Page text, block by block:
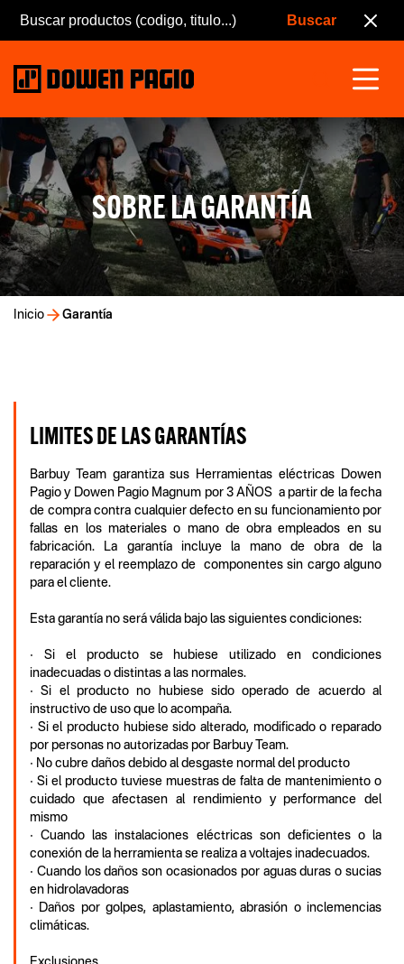
Inicio Garantía
SOBRE LA GARANTÍA
LIMITES DE LAS GARANTÍAS
Barbuy Team garantiza sus Herramientas eléctricas Dowen
Pagio y Dowen Pagio Magnum por 3 AÑOS a partir de la fecha
de compra contra cualquier defecto en su funcionamiento por
fallas en los materiales o mano de obra empleados en su
fabricación. La garantía incluye la mano de obra de la
reparación y el reemplazo de componentes sin cargo alguno
para el cliente.
Esta garantía no será válida bajo las siguientes condiciones:
• Si el producto se hubiese utilizado en condiciones
inadecuadas o distintas a las normales.
• Si el producto no hubiese sido operado de acuerdo al
instructivo de uso que lo acompaña.
• Si el producto hubiese sido alterado, modificado o reparado
por personas no autorizadas por Barbuy Team.
• No cubre daños debido al desgaste normal del producto
• Si el producto tuviese muestras de falta de mantenimiento o
cuidado que afectasen al rendimiento y performance del
mismo
• Cuando las instalaciones eléctricas son deficientes o la
conexión de la herramienta se realiza a voltajes inadecuados.
• Cuando los daños son ocasionados por aguas duras o sucias
en hidrolavadoras
• Daños por golpes, aplastamiento, abrasión o inclemencias
climáticas.